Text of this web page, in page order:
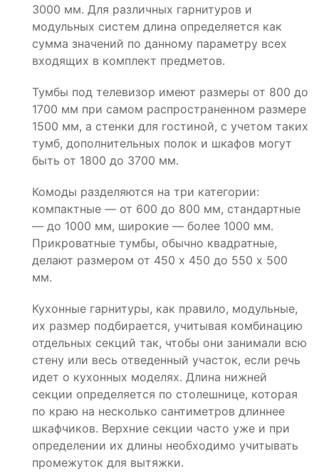
3000 мм. Для различных гарнитуров и
модульных систем длина определяется как
сумма значений по данному параметру всех
входящих в комплект предметов.
Тумбы под телевизор имеют размеры от 800 до
1700 мм при самом распространенном размере
1500 мм, а стенки для гостиной, с учетом таких
тумб, дополнительных полок и шкафов могут
быть от 1800 до 3700 мм.
Комоды разделяются на три категории:
компактные — от 600 до 800 мм, стандартные
— до 1000 мм, широкие — более 1000 мм.
Прикроватные тумбы, обычно квадратные,
делают размером от 450 х 450 до 550 х 500
мм.
Кухонные гарнитуры, как правило, модульные,
их размер подбирается, учитывая комбинацию
отдельных секций так, чтобы они занимали всю
стену или весь отведенный участок, если речь
идет о кухонных моделях. Длина нижней
секции определяется по столешнице, которая
по краю на несколько сантиметров длиннее
шкафчиков. Верхние секции часто уже и при
определении их длины необходимо учитывать
промежуток для вытяжки.